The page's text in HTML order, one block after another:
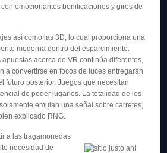
emocionantes bonificaciones y giros de
así­ como las 3D, lo cual proporciona una
moderna dentro del esparcimiento.
acerca de VR continúa diferentes,
a convertirse en focos de luces entregarán
futuro posterior. Juegos que necesitan
de poder jugarlos. La totalidad de los
emulan una señal sobre carretes,
explicado RNG.
a las tragamonedas
necesidad de